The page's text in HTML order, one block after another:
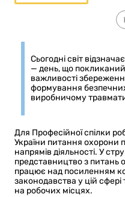
Сьогодні світ
— день, що
важливості
формування
виробничому
Для Професійної спілки
України питання охорони
напрямів діяльності. У
представництво з питань
працює над посиленням
законодавства у цій
на робочих місцях.